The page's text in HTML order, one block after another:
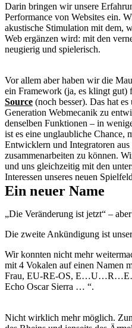
Darin bringen wir unsere
Performance von Websites ein.
akustische Stimulation mit dem,
Web ergänzen wird: mit den
neugierig und spielerisch.
Vor allem aber haben wir die
ein Framework (ja, es klingt
Source (noch besser). Das hat
Generation Webmecanik zu
denselben Funktionen – in
ist es eine unglaubliche Chance,
Entwicklern und Integratoren aus
zusammenarbeiten zu können.
und uns gleichzeitig mit den
Interessen unseres neuen
Ein neuer Name
„Die Veränderung ist jetzt“ –
Die zweite Ankündigung ist
Wir konnten nicht mehr
mit 4 Vokalen auf einen Namen
Frau, EU-RE-OS,
Echo Oscar Sierra … “.
Nicht wirklich mehr möglich.